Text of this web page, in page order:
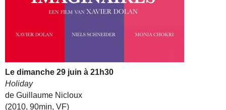
Le dimanche 29 juin à 21h30
Holiday
de Guillaume Nicloux
(2010, 90min, VF)